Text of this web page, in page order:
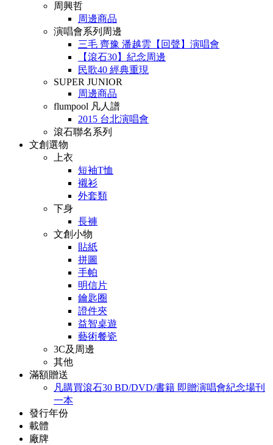
周興哲
周邊商品
演唱會系列周邊
三毛 齊豫 潘越雲【回聲】演唱會
【滾石30】紀念周邊
民歌40 經典重現
SUPER JUNIOR
周邊商品
flumpool 凡人譜
2015 台北演唱會
滾石聯名系列
文創選物
上衣
短袖T恤
襯衫
外套類
下身
長褲
文創小物
貼紙
拼圖
手帕
明信片
鑰匙圈
證件夾
益智桌遊
藝術餐瓷
3C及周邊
其他
滿額贈送
凡購買滾石30 BD/DVD/書籍 即贈演唱會紀念場刊
一本
發行年份
載體
廠牌